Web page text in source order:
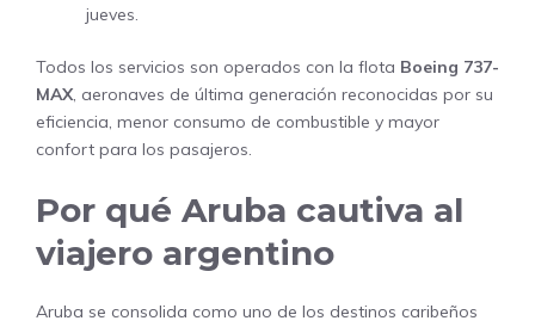
jueves.
Todos los servicios son operados con la flota Boeing 737-
MAX, aeronaves de última generación reconocidas por su
eficiencia, menor consumo de combustible y mayor
confort para los pasajeros.
Por qué Aruba cautiva al
viajero argentino
Aruba se consolida como uno de los destinos caribeños